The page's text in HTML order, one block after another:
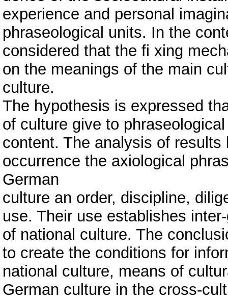
experience and personal
phraseological units. In the
considered that the fi xing
on the meanings of the main
culture.
The hypothesis is expressed
of culture give to
content. The analysis of
occurrence the axiological
German
culture an order, discipline,
use. Their use establishes
of national culture. The
to create the conditions for
national culture, means of
German culture in the cross-